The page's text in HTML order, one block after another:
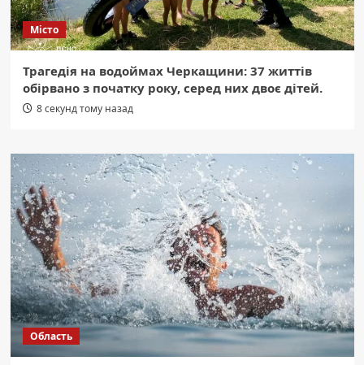
Місто
Трагедія на водоймах Черкащини: 37 життів
обірвано з початку року, серед них двоє дітей.
8 секунд тому назад
Область